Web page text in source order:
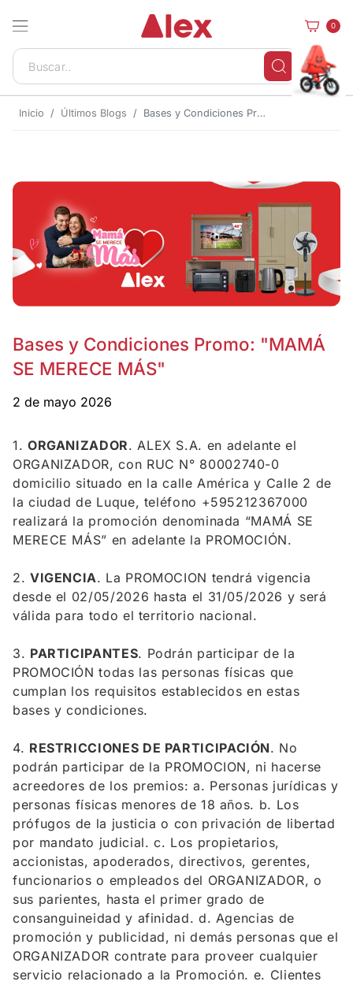
0
Inicio Últimos Blogs Bases y Condiciones Promo: "MAMÁ SE MERECE MÁS"
Bases y Condiciones Promo: "MAMÁ
SE MERECE MÁS"
2 de mayo 2026
1. ORGANIZADOR. ALEX S.A. en adelante el
ORGANIZADOR, con RUC N° 80002740-0
domicilio situado en la calle América y Calle 2 de
la ciudad de Luque, teléfono +595212367000
realizará la promoción denominada “MAMÁ SE
MERECE MÁS” en adelante la PROMOCIÓN.
2. VIGENCIA. La PROMOCION tendrá vigencia
desde el 02/05/2026 hasta el 31/05/2026 y será
válida para todo el territorio nacional.
3. PARTICIPANTES. Podrán participar de la
PROMOCIÓN todas las personas físicas que
cumplan los requisitos establecidos en estas
bases y condiciones.
4. RESTRICCIONES DE PARTICIPACIÓN. No
podrán participar de la PROMOCION, ni hacerse
acreedores de los premios: a. Personas jurídicas y
personas físicas menores de 18 años. b. Los
prófugos de la justicia o con privación de libertad
por mandato judicial. c. Los propietarios,
accionistas, apoderados, directivos, gerentes,
funcionarios o empleados del ORGANIZADOR, o
sus parientes, hasta el primer grado de
consanguineidad y afinidad. d. Agencias de
promoción y publicidad, ni demás personas que el
ORGANIZADOR contrate para proveer cualquier
servicio relacionado a la Promoción. e. Clientes